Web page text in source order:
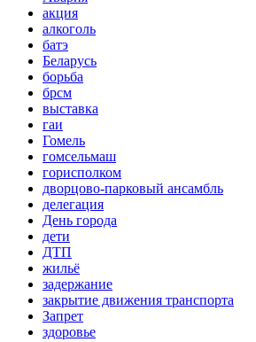
акция
алкоголь
батэ
Беларусь
борьба
брсм
выставка
гаи
Гомель
гомсельмаш
горисполком
дворцово-парковый ансамбль
делегация
День города
дети
ДТП
жильё
задержание
закрытие движения транспорта
Запрет
здоровье